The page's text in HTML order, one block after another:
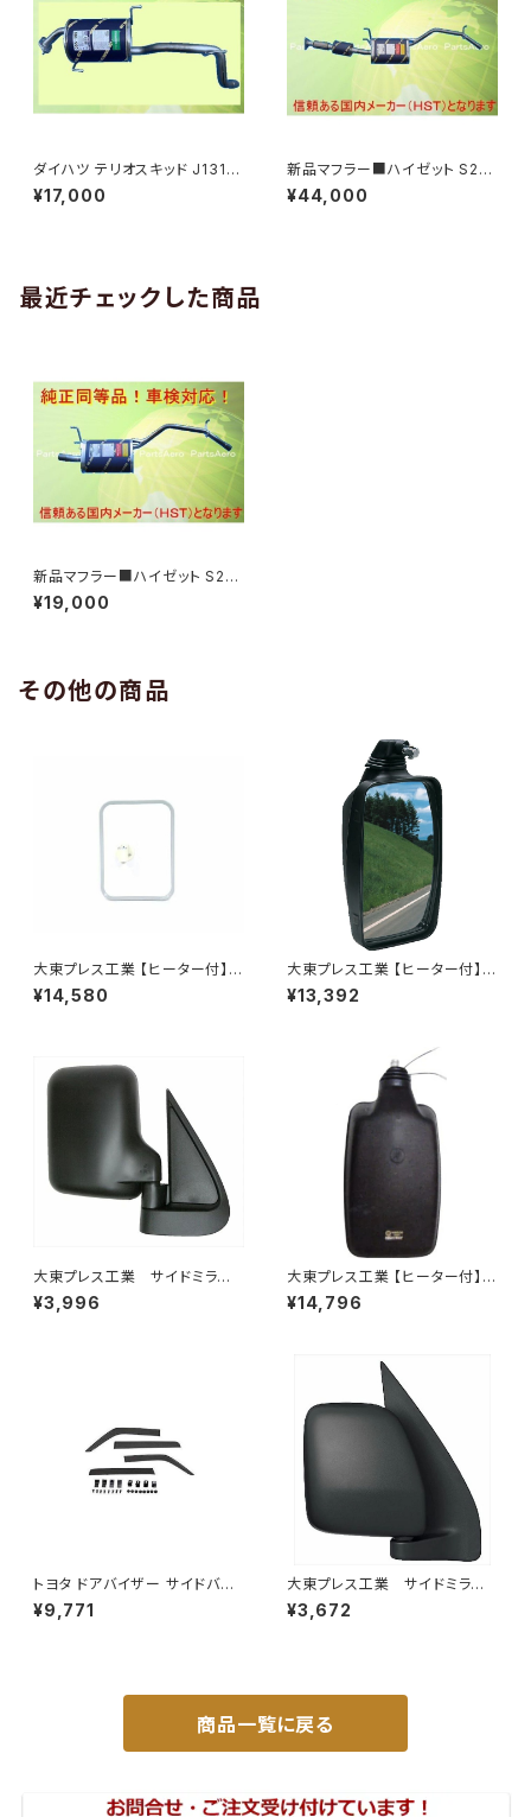
ダイハツ テリオスキッド J131G
(2WD) J111G(4WD) 車検対
応 リアマフラー ■ ＨＳＴ055-
¥17,000
新品マフラー■ハイゼット S20
0C S200P S210P 前期 純正
同等/車検対応055-205C
¥44,000
最近チェックした商品
新品マフラー■ハイゼット S20
0C S210C 純正同等/車検対応
055-129
¥19,000
その他の商品
大東プレス工業 【ヒーター付】
サイドミラー/バックミラー トレ
¥14,580
大東プレス工業 【ヒーター付】ハ
イウェイミラー ヒーター付 100
¥13,392
大東プレス工業 サイドミラー/
バックミラー ダイハツ ハイ
ゼット トラック 右 99年～
¥3,996
大東プレス工業 【ヒーター付】ハ
イウェイミラー ヒーター付 80
¥14,796
トヨタ ドアバイザー サイドバイ
ザー タンク 900系 ルーミー 9
00系 M900A M910A サイドド
¥9,771
大東プレス工業 サイドミラー/
バックミラー ダイハツ ハイ
ゼットカーゴ 右 06年～ DI-
¥3,672
商品一覧に戻る